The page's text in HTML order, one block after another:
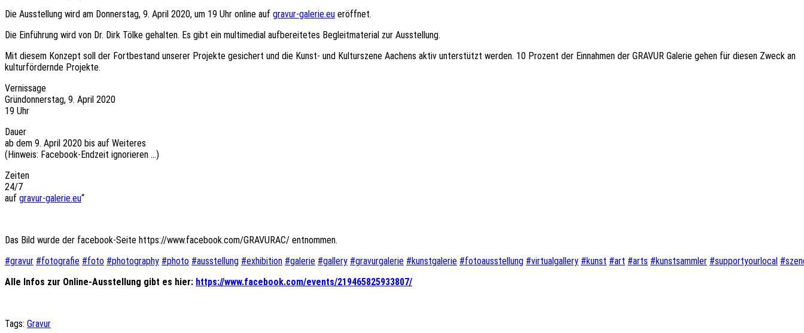
Die Ausstellung wird am Donnerstag, 9. April 2020, um 19 Uhr online auf gravur-galerie.eu eröffnet.
Die Einführung wird von Dr. Dirk Tölke gehalten. Es gibt ein multimedial aufbereitetes Begleitmaterial zur Ausstellung.
Mit diesem Konzept soll der Fortbestand unserer Projekte gesichert und die Kunst- und Kulturszene Aachens aktiv unterstützt werden. 10 Prozent der Einnahmen der GRAVUR Galerie gehen für diesen Zweck an
kulturfördernde Projekte.
Vernissage
Gründonnerstag, 9. April 2020
19 Uhr
Dauer
ab dem 9. April 2020 bis auf Weiteres
(Hinweis: Facebook-Endzeit ignorieren …)
Zeiten
24/7
auf gravur-galerie.eu“
Das Bild wurde der facebook-Seite https://www.facebook.com/GRAVURAC/ entnommen.
#gravur #fotografie #foto #photography #photo #ausstellung #exhibition #galerie #gallery #gravurgalerie #kunstgalerie #fotoausstellung #virtualgallery #kunst #art #arts #kunstsammler #supportyourlocal #
Alle Infos zur Online-Ausstellung gibt es hier: https://www.facebook.com/events/219465825933807/
Tags: Gravur